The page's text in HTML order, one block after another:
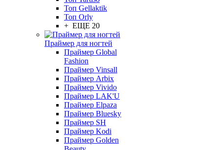
Топ Gellaktik
Топ Orly
+ ЕЩЕ 20
Праймер для ногтей
Праймер Global
Fashion
Праймер Vinsall
Праймер Arbix
Праймер Vivido
Праймер LAK'U
Праймер Elpaza
Праймер Bluesky
Праймер SH
Праймер Kodi
Праймер Golden